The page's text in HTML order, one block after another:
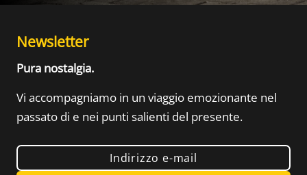
Newsletter
Pura nostalgia.
Vi accompagniamo in un viaggio emozionante nel
passato di e nei punti salienti del presente.
Indirizzo e-mail